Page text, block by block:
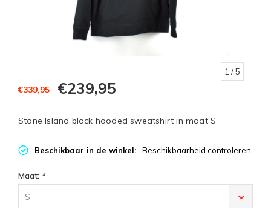
1 / 5
€339,95 €239,95
Stone Island black hooded sweatshirt in maat S
Beschikbaar in de winkel: Beschikbaarheid controleren
Maat: *
S